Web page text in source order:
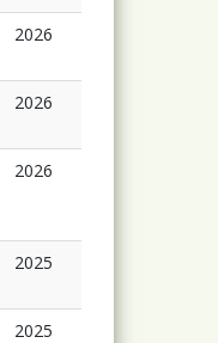
2026
2026
2026
2025
2025